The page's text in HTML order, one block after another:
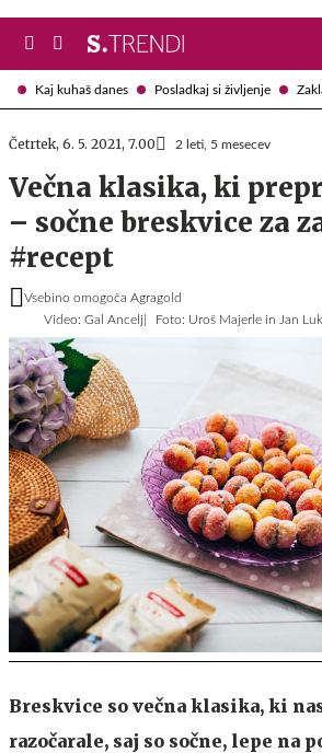
Kaj kuhaš danes Posladkaj si življenje
Četrtek, 6. 5. 2021, 7.00 2 leti, 5 mesecev
Večna klasika, ki
– sočne breskvice za
#recept
Vsebino omogoča Agragold
Video: Gal Ancelj
Foto: Uroš Majerle in Jan
Breskvice so večna klasika, ki
razočarale, saj so sočne, lepe na